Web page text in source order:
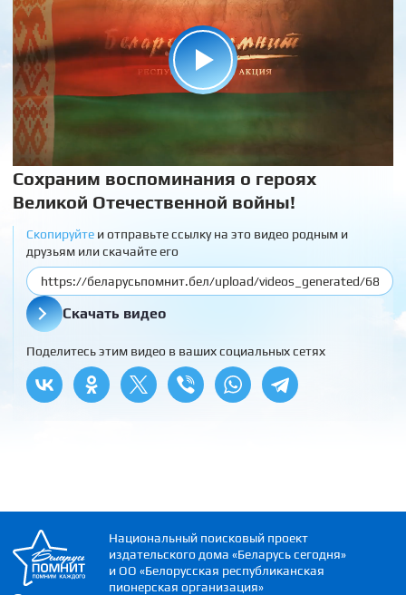
Сохраним воспоминания о героях
Великой Отечественной войны!
Скопируйтеи отправьте ссылку на это видео родным и
друзьям или скачайте его
Скачать видео
Поделитесь этим видео в ваших социальных сетях
Национальный поисковый проект
издательского дома «Беларусь сегодня»
и ОО «Белорусская республиканская
пионерская организация»